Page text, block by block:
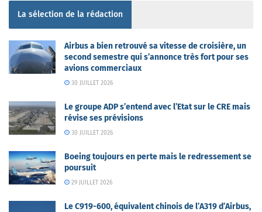
La sélection de la rédaction
Airbus a bien retrouvé sa vitesse de croisière, un
second semestre qui s’annonce très fort pour ses
avions commerciaux
30 JUILLET 2026
Le groupe ADP s’entend avec l’Etat sur le CRE mais
révise ses prévisions
30 JUILLET 2026
Boeing toujours en perte mais le redressement se
poursuit
29 JUILLET 2026
Le C919-600, équivalent chinois de l’A319 d’Airbus,